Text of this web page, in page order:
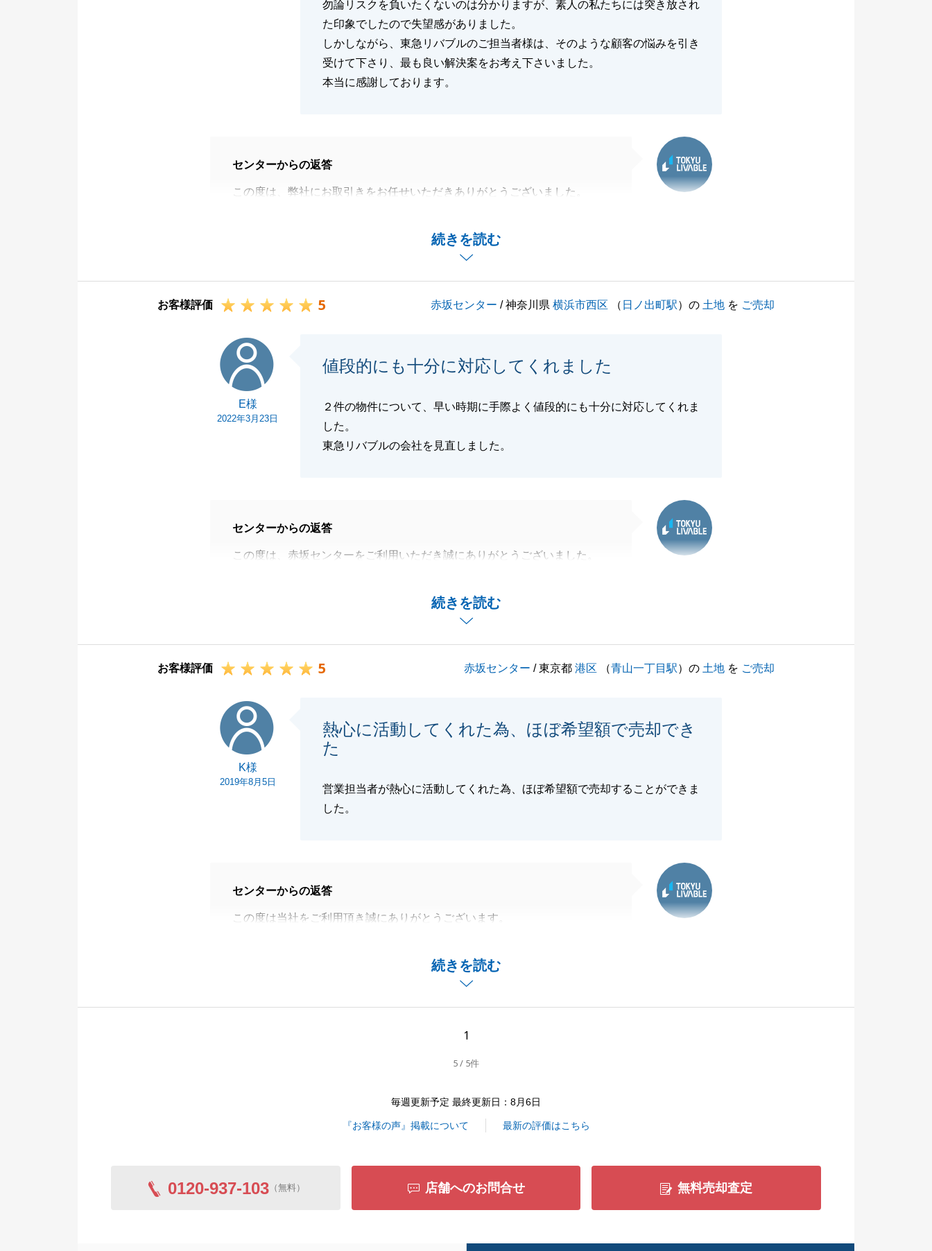
勿論リスクを負いたくないのは分かりますが、素人の私たちには突き放され
た印象でしたので失望感がありました。
しかしながら、東急リバブルのご担当者様は、そのような顧客の悩みを引き
受けて下さり、最も良い解決案をお考え下さいました。
本当に感謝しております。
続きを読む
センターからの返答
この度は、弊社にお取引きをお任せいただきありがとうございました。
閉じる
お客様評価 5 赤坂センター / 神奈川県横浜市西区 （ 日ノ出町駅）の 土地 を ご売却
E様
2022年3月23日
値段的にも十分に対応してくれました
２件の物件について、早い時期に手際よく値段的にも十分に対応してくれま
した。
東急リバブルの会社を見直しました。
続きを読む
センターからの返答
この度は、赤坂センターをご利用いただき誠にありがとうございました。
今後も何か不動産に関するご質問やご相談事等がございましたら、いつでも
閉じる
お客様評価 5 赤坂センター / 東京都港区 （青山一丁目駅）の 土地 を ご売却
K様
2019年8月5日
熱心に活動してくれた為、ほぼ希望額で売却でき
た
営業担当者が熱心に活動してくれた為、ほぼ希望額で売却することができま
した。
続きを読む
センターからの返答
この度は当社をご利用頂き誠にありがとうございます。
また何かございましたらお気軽にご連絡くださいませ。
1
5 / 5件
毎週更新予定 最終更新日：8月6日
『お客様の声』掲載について 最新の評価はこちら
0120-937-103（無料） 店舗へのお問合せ 無料売却査定